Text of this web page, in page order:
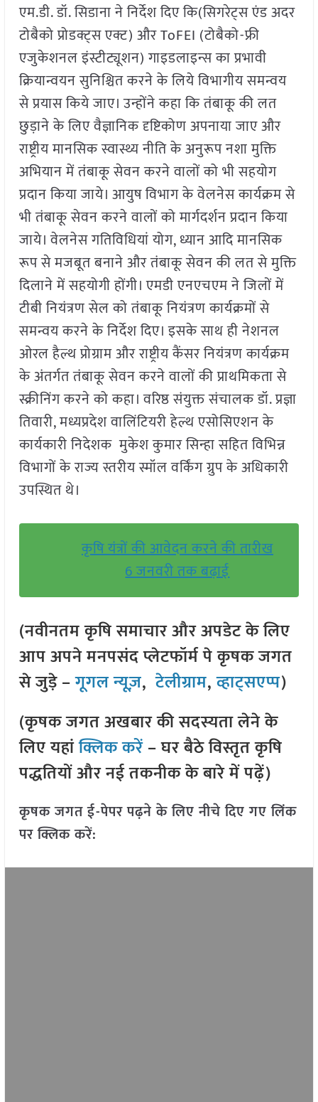
एम.डी. डॉ. सिडाना ने निर्देश दिए कि(सिगरेट्स एंड अदर
टोबैको प्रोडक्ट्स एक्ट) और ToFEI (टोबैको-फ्री
एजुकेशनल इंस्टीट्यूशन) गाइडलाइन्स का प्रभावी
क्रियान्वयन सुनिश्चित करने के लिये विभागीय समन्वय
से प्रयास किये जाए। उन्होंने कहा कि तंबाकू की लत
छुड़ाने के लिए वैज्ञानिक दृष्टिकोण अपनाया जाए और
राष्ट्रीय मानसिक स्वास्थ्य नीति के अनुरूप नशा मुक्ति
अभियान में तंबाकू सेवन करने वालों को भी सहयोग
प्रदान किया जाये। आयुष विभाग के वेलनेस कार्यक्रम से
भी तंबाकू सेवन करने वालों को मार्गदर्शन प्रदान किया
जाये। वेलनेस गतिविधियां योग, ध्यान आदि मानसिक
रूप से मजबूत बनाने और तंबाकू सेवन की लत से मुक्ति
दिलाने में सहयोगी होंगी। एमडी एनएचएम ने जिलों में
टीबी नियंत्रण सेल को तंबाकू नियंत्रण कार्यक्रमों से
समन्वय करने के निर्देश दिए। इसके साथ ही नेशनल
ओरल हैल्थ प्रोग्राम और राष्ट्रीय कैंसर नियंत्रण कार्यक्रम
के अंतर्गत तंबाकू सेवन करने वालों की प्राथमिकता से
स्क्रीनिंग करने को कहा। वरिष्ठ संयुक्त संचालक डॉ. प्रज्ञा
तिवारी, मध्यप्रदेश वालिंटियरी हेल्थ एसोसिएशन के
कार्यकारी निदेशक मुकेश कुमार सिन्हा सहित विभिन्न
विभागों के राज्य स्तरीय स्मॉल वर्किंग ग्रुप के अधिकारी
उपस्थित थे।
कृषि यंत्रों की आवेदन करने की तारीख
6 जनवरी तक बढ़ाई
(नवीनतम कृषि समाचार और अपडेट के लिए
आप अपने मनपसंद प्लेटफॉर्म पे कृषक जगत
से जुड़े –गूगल न्यूज़,टेलीग्राम,व्हाट्सएप्प)
(कृषक जगत अखबार की सदस्यता लेने के
लिए यहांक्लिक करें– घर बैठे विस्तृत कृषि
पद्धतियों और नई तकनीक के बारे में पढ़ें)
कृषक जगत ई-पेपर पढ़ने के लिए नीचे दिए गए लिंक
पर क्लिक करें: